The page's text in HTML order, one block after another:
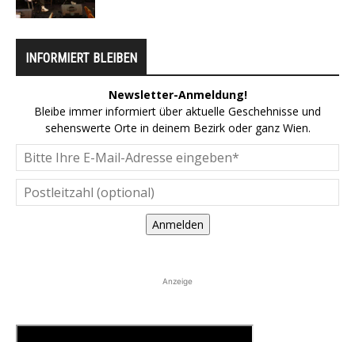
INFORMIERT BLEIBEN
Newsletter-Anmeldung!
Bleibe immer informiert über aktuelle Geschehnisse und
sehenswerte Orte in deinem Bezirk oder ganz Wien.
Anmelden
Anzeige